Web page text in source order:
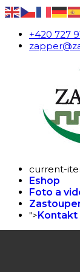
+420 727
current-
Eshop
Foto a
">Kontakt